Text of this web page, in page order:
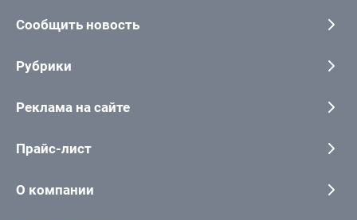
Сообщить новость
Рубрики
Реклама на сайте
Прайс-лист
О компании